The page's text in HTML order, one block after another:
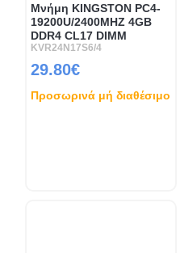
Μνήμη KINGSTON PC4-
19200U/2400MHZ 4GB
DDR4 CL17 DIMM
KVR24N17S6/4
29.80€
Προσωρινά μή διαθέσιμο